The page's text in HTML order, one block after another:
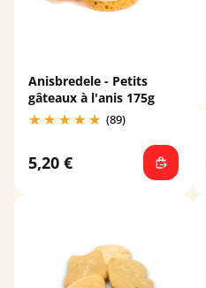
Anisbredele - Petits
gâteaux à l'anis 175g
(89)
5,20 €